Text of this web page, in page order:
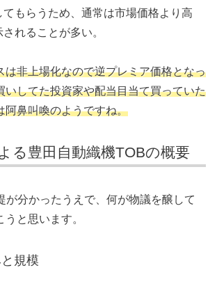
てもらうため、通常は市場価格より高
れることが多い。
は非上場化なので逆プレミア価格となっ
いしてた投資家や配当目当て買っていた
阿鼻叫喚のようですね。
る豊田自動織機TOBの概要
が分かったうえで、何が物議を醸して
と思います。
規模